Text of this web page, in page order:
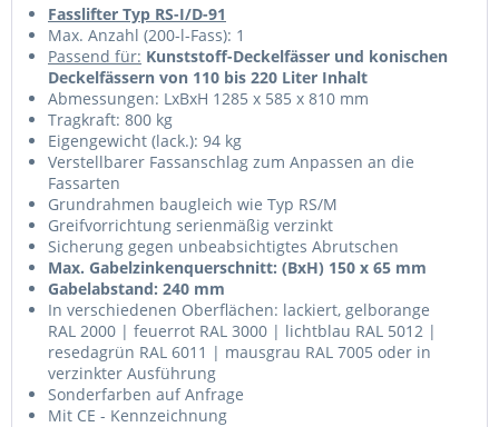
Fasslifter Typ RS-I/D-91
Max. Anzahl (200-l-Fass): 1
Passend für: Kunststoff-Deckelfässer und konischen
Deckelfässern von 110 bis 220 Liter Inhalt
Abmessungen: LxBxH 1285 x 585 x 810 mm
Tragkraft: 800 kg
Eigengewicht (lack.): 94 kg
Verstellbarer Fassanschlag zum Anpassen an die
Fassarten
Grundrahmen baugleich wie Typ RS/M
Greifvorrichtung serienmäßig verzinkt
Sicherung gegen unbeabsichtigtes Abrutschen
Max. Gabelzinkenquerschnitt: (BxH) 150 x 65 mm
Gabelabstand: 240 mm
In verschiedenen Oberflächen: lackiert, gelborange
RAL 2000 | feuerrot RAL 3000 | lichtblau RAL 5012 |
resedagrün RAL 6011 | mausgrau RAL 7005 oder in
verzinkter Ausführung
Sonderfarben auf Anfrage
Mit CE - Kennzeichnung